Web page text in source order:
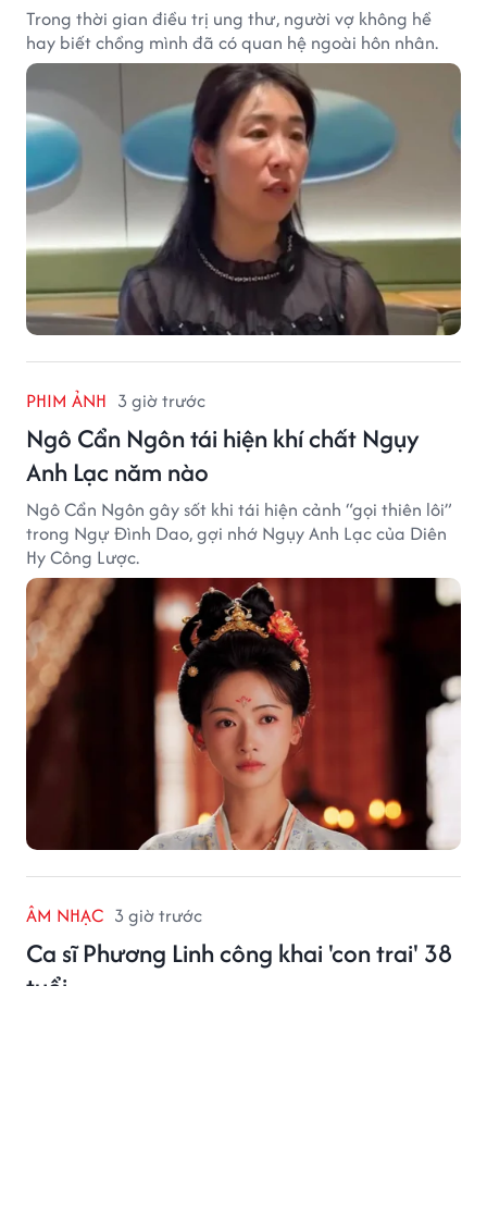
Trong thời gian điều trị ung thư, người vợ không hề
hay biết chồng mình đã có quan hệ ngoài hôn nhân.
PHIM ẢNH 3 giờ trước
Ngô Cẩn Ngôn tái hiện khí chất Ngụy
Anh Lạc năm nào
Ngô Cẩn Ngôn gây sốt khi tái hiện cảnh “gọi thiên lôi”
trong Ngự Đình Dao, gợi nhớ Ngụy Anh Lạc của Diên
Hy Công Lược.
ÂM NHẠC 3 giờ trước
Ca sĩ Phương Linh công khai 'con trai' 38
tuổi